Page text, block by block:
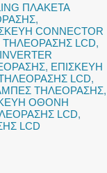
ΠΛΑΚΕΤΑ
,
CONNECTOR
ΤΗΛΕΟΡΑΣΗΣ LCD,
, ΕΠΙΣΚΕΥΗ
LCD,
ΤΗΛΕΟΡΑΣΗΣ,
ΟΘΟΝΗ
LCD,
LCD